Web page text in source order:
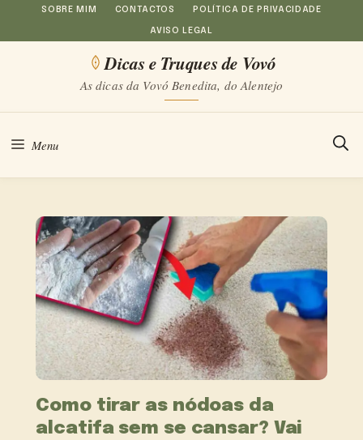
Saltar
para
conteúdo
SOBRE MIM CONTACTOS POLÍTICA DE PRIVACIDADE
AVISO LEGAL
Dicas e Truques de Vovó
As dicas da Vovó Benedita, do Alentejo
Menu
Como tirar as nódoas da
alcatifa sem se cansar? Vai